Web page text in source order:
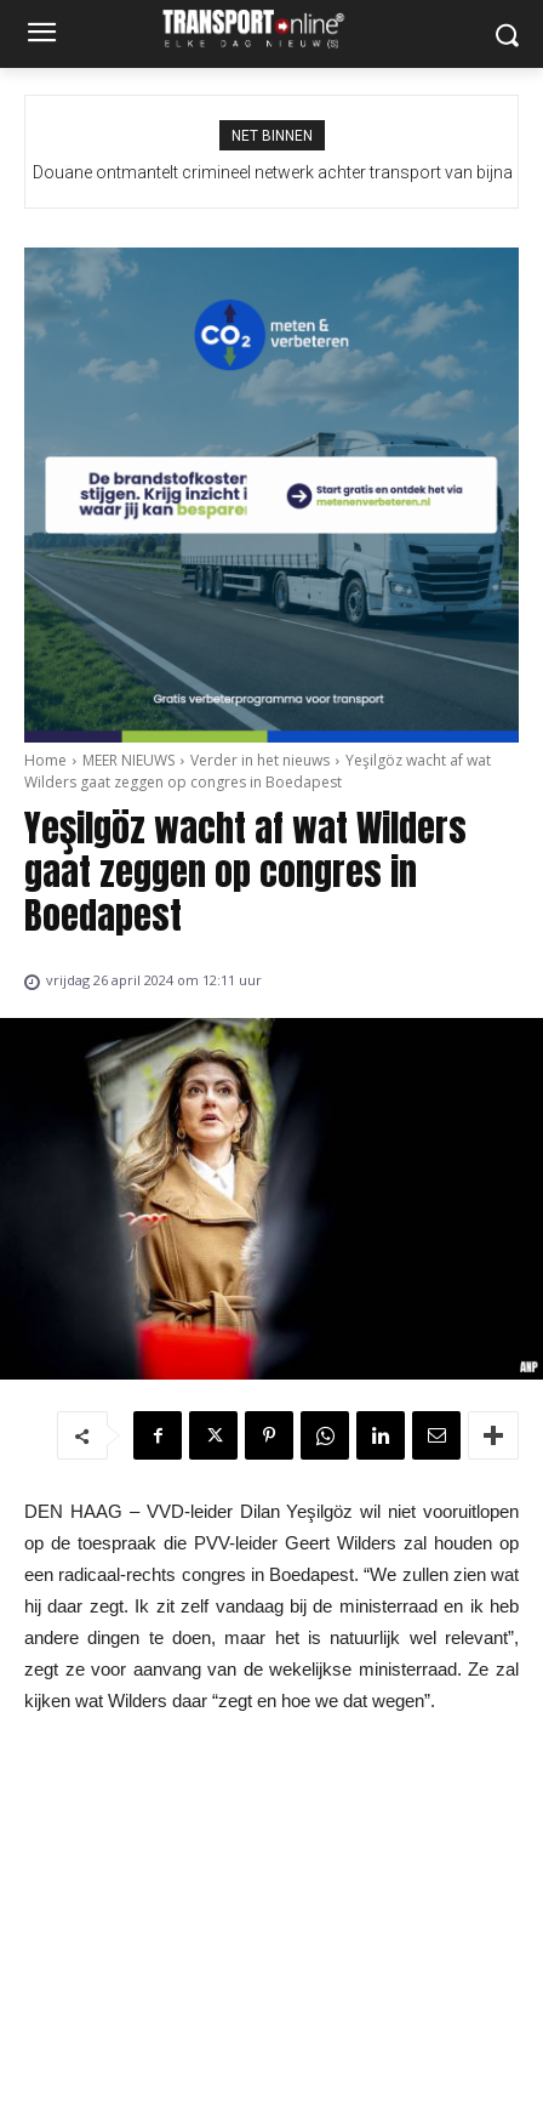
NET BINNEN
Douane ontmantelt crimineel netwerk achter transport van bijna
Home MEER NIEUWS Verder in het nieuws
Yeşilgöz wacht af wat
Wilders gaat zeggen op congres in Boedapest
Yeşilgöz wacht af wat Wilders
gaat zeggen op congres in
Boedapest
vrijdag 26 april 2024 om 12:11 uur
DEN HAAG – VVD-leider Dilan Yeşilgöz wil niet vooruitlopen
op de toespraak die PVV-leider Geert Wilders zal houden op
een radicaal-rechts congres in Boedapest. “We zullen zien wat
hij daar zegt. Ik zit zelf vandaag bij de ministerraad en ik heb
andere dingen te doen, maar het is natuurlijk wel relevant”,
zegt ze voor aanvang van de wekelijkse ministerraad. Ze zal
kijken wat Wilders daar “zegt en hoe we dat wegen”.